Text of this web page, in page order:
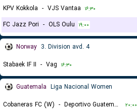
KPV Kokkola - VJS Vantaa ۱۶:۳۰
FC Jazz Pori - OLS Oulu ۱۹:۰۰
Norway 3. Division avd. 4
Stabaek IF II - Vag ۱۶:۳۰
Guatemala Liga Nacional Women
Cobaneras FC (W) - Deportivo Guatemala (W) ۲۰:۰۰